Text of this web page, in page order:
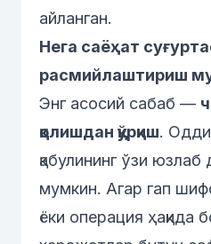
айланган.
Нега саёҳат
расмийлаштириш
Энг асосий сабаб —
қолишдан қўрқиш.
қабулининг ўзи
мумкин. Агар гап
ёки операция ҳақида